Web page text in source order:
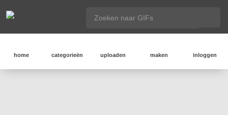
home categorieën uploaden maken inloggen